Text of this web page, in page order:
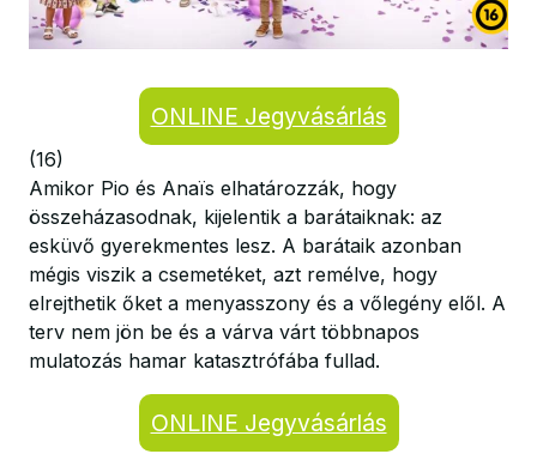
ONLINE Jegyvásárlás
(16)
Amikor Pio és Anaïs elhatározzák, hogy
összeházasodnak, kijelentik a barátaiknak: az
esküvő gyerekmentes lesz. A barátaik azonban
mégis viszik a csemetéket, azt remélve, hogy
elrejthetik őket a menyasszony és a vőlegény elől. A
terv nem jön be és a várva várt többnapos
mulatozás hamar katasztrófába fullad.
ONLINE Jegyvásárlás